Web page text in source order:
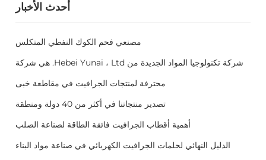
أحدث الأخبار
مصنعي فحم الكوك النفطي المتكلس
شركة تكنولوجيا المواد الجديدة من Hebei Yunai ، Ltd. هي شركة
محترفة لمنتجات الجرافيت في مقاطعة خبى
تصدير منتجاتنا في أكثر من 40 دولة ومنطقة
أهمية أقطاب الجرافيت فائقة الطاقة لصناعة الصلب
الدليل النهائي لحلمات الجرافيت الكهربائي في صناعة مواد البناء